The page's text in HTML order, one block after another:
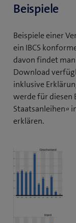
Beispiele
Beispiele einer
ein IBCS
davon findet man
Download
inklusive
werde für diesen
Staatsanleihen»
erklären.